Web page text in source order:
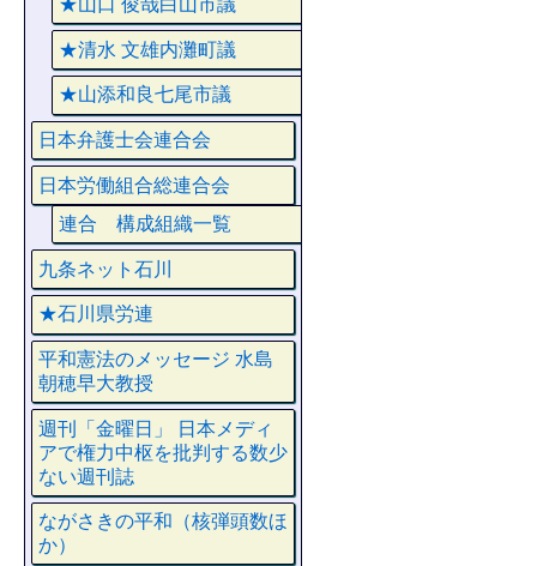
★山口 俊哉白山市議
★清水 文雄内灘町議
★山添和良七尾市議
日本弁護士会連合会
日本労働組合総連合会
連合 構成組織一覧
九条ネット石川
★石川県労連
平和憲法のメッセージ 水島
朝穂早大教授
週刊「金曜日」 日本メディ
アで権力中枢を批判する数少
ない週刊誌
ながさきの平和（核弾頭数ほ
か）